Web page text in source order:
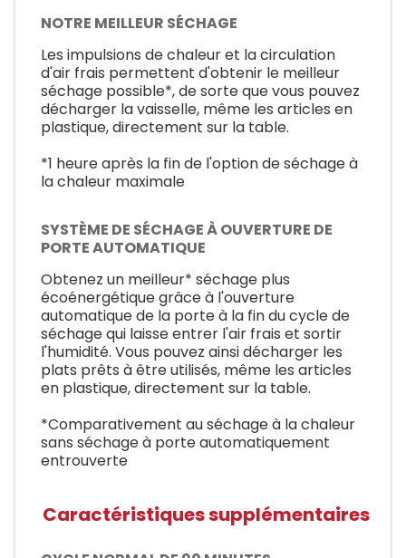
NOTRE MEILLEUR SÉCHAGE
Les impulsions de chaleur et la circulation
d'air frais permettent d'obtenir le meilleur
séchage possible*, de sorte que vous pouvez
décharger la vaisselle, même les articles en
plastique, directement sur la table.
*1 heure après la fin de l'option de séchage à
la chaleur maximale
SYSTÈME DE SÉCHAGE À OUVERTURE DE
PORTE AUTOMATIQUE
Obtenez un meilleur* séchage plus
écoénergétique grâce à l'ouverture
automatique de la porte à la fin du cycle de
séchage qui laisse entrer l'air frais et sortir
l'humidité. Vous pouvez ainsi décharger les
plats prêts à être utilisés, même les articles
en plastique, directement sur la table.
*Comparativement au séchage à la chaleur
sans séchage à porte automatiquement
entrouverte
Caractéristiques supplémentaires